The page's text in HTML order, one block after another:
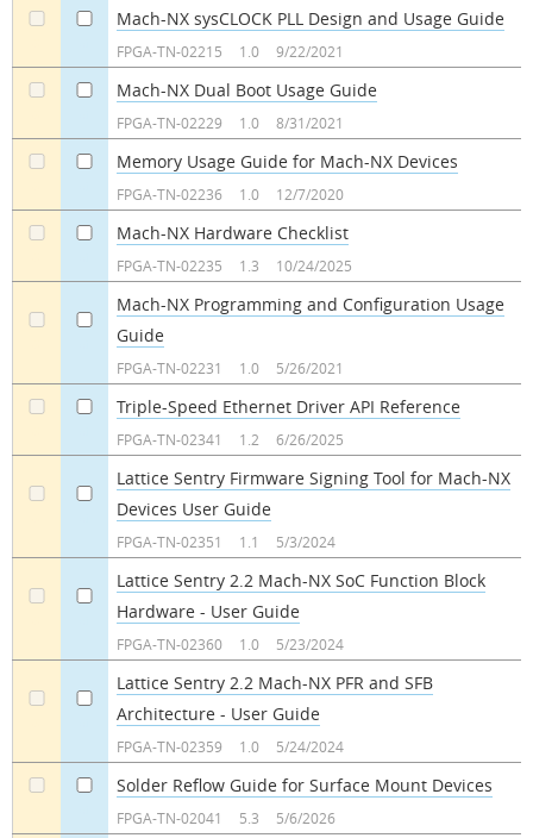
Mach-NX sysCLOCK PLL Design and Usage Guide
FPGA-TN-02215 1.0 9/22/2021
Mach-NX Dual Boot Usage Guide
FPGA-TN-02229 1.0 8/31/2021
Memory Usage Guide for Mach-NX Devices
FPGA-TN-02236 1.0 12/7/2020
Mach-NX Hardware Checklist
FPGA-TN-02235 1.3 10/24/2025
Mach-NX Programming and Configuration Usage
Guide
FPGA-TN-02231 1.0 5/26/2021
Triple-Speed Ethernet Driver API Reference
FPGA-TN-02341 1.2 6/26/2025
Lattice Sentry Firmware Signing Tool for Mach-NX
Devices User Guide
FPGA-TN-02351 1.1 5/3/2024
Lattice Sentry 2.2 Mach-NX SoC Function Block
Hardware - User Guide
FPGA-TN-02360 1.0 5/23/2024
Lattice Sentry 2.2 Mach-NX PFR and SFB
Architecture - User Guide
FPGA-TN-02359 1.0 5/24/2024
Solder Reflow Guide for Surface Mount Devices
FPGA-TN-02041 5.3 5/6/2026